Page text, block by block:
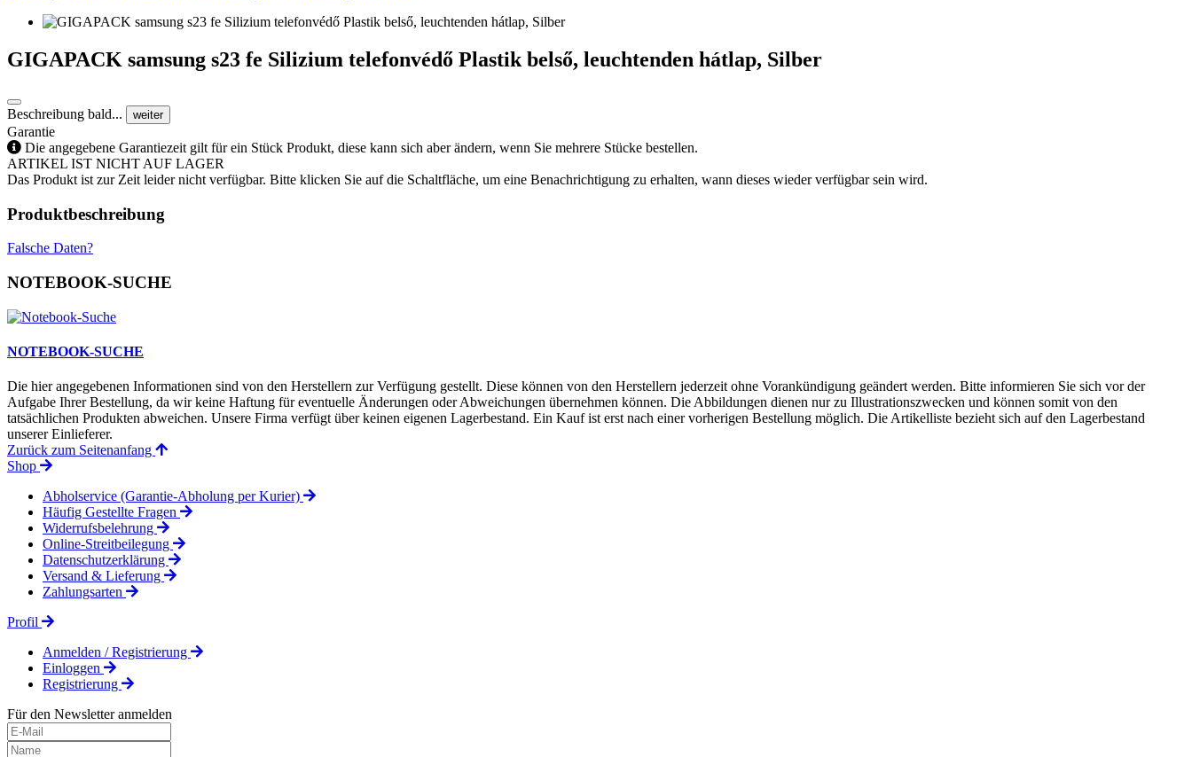
GIGAPACK samsung s23 fe Silizium telefonvédő Plastik belső, leuchtenden hátlap, Silber
Beschreibung bald... weiter
Garantie
Die angegebene Garantiezeit gilt für ein Stück Produkt, diese kann sich aber ändern, wenn Sie mehrere Stücke bestellen.
ARTIKEL IST NICHT AUF LAGER
Das Produkt ist zur Zeit leider nicht verfügbar. Bitte klicken Sie auf die Schaltfläche, um eine Benachrichtigung zu erhalten, wann dieses wieder verfügbar sein wird.
Produktbeschreibung
Falsche Daten?
NOTEBOOK-SUCHE
NOTEBOOK-SUCHE
Die hier angegebenen Informationen sind von den Herstellern zur Verfügung gestellt. Diese können von den Herstellern jederzeit ohne Vorankündigung geändert werden. Bitte informieren Sie sich vor der
Aufgabe Ihrer Bestellung, da wir keine Haftung für eventuelle Änderungen oder Abweichungen übernehmen können. Die Abbildungen dienen nur zu Illustrationszwecken und können somit von den
tatsächlichen Produkten abweichen. Unsere Firma verfügt über keinen eigenen Lagerbestand. Ein Kauf ist erst nach einer vorherigen Bestellung möglich. Die Artikelliste bezieht sich auf den Lagerbestand
unserer Einlieferer.
Zurück zum Seitenanfang
Shop
Abholservice (Garantie-Abholung per Kurier)
Häufig Gestellte Fragen
Widerrufsbelehrung
Online-Streitbeilegung
Datenschutzerklärung
Versand & Lieferung
Zahlungsarten
Profil
Anmelden / Registrierung
Einloggen
Registrierung
Für den Newsletter anmelden